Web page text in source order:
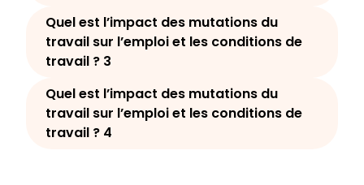
Quel est l’impact des mutations du
travail sur l’emploi et les conditions de
travail ? 3
Quel est l’impact des mutations du
travail sur l’emploi et les conditions de
travail ? 4